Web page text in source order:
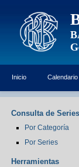
Inicio
Consulta de Series
Por Categoría
Por Series
Herramientas